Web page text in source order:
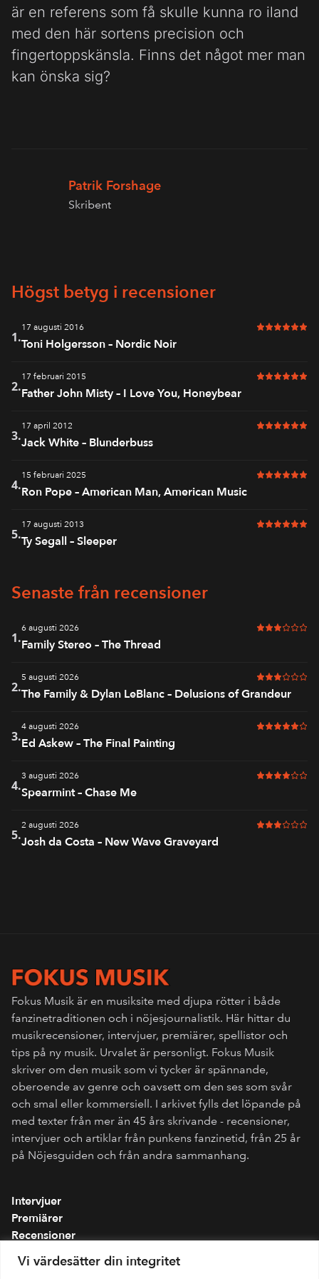
Vi värdesätter din integritet
är en referens som få skulle kunna ro iland
med den här sortens precision och
fingertoppskänsla. Finns det något mer man
kan önska sig?
Patrik Forshage
Skribent
Högst betyg i recensioner
1.
17 augusti 2016 6 av 6 i
Toni Holgersson – Nordic Noir
2.
17 februari 2015 6 av 6 i
Father John Misty – I Love You, Honeybear
3.
17 april 2012 6 av 6 i
Jack White – Blunderbuss
4.
15 februari 2025 6 av 6 i
Ron Pope – American Man, American Music
5.
17 augusti 2013 6 av 6 i
Ty Segall – Sleeper
Senaste från recensioner
1.
6 augusti 2026 3 av 6 i
Family Stereo – The Thread
2.
5 augusti 2026 3 av 6 i
The Family & Dylan LeBlanc – Delusions of Grandeur
3.
4 augusti 2026 5 av 6 i
Ed Askew – The Final Painting
4.
3 augusti 2026 4 av 6 i
Spearmint – Chase Me
5.
2 augusti 2026 3 av 6 i
Josh da Costa – New Wave Graveyard
Fokus Musik är en musiksite med djupa rötter i både
fanzinetraditionen och i nöjesjournalistik. Här hittar du
musikrecensioner, intervjuer, premiärer, spellistor och
tips på ny musik. Urvalet är personligt. Fokus Musik
skriver om den musik som vi tycker är spännande,
oberoende av genre och oavsett om den ses som svår
och smal eller kommersiell. I arkivet fylls det löpande på
med texter från mer än 45 års skrivande - recensioner,
intervjuer och artiklar från punkens fanzinetid, från 25 år
på Nöjesguiden och från andra sammanhang.
Intervjuer
Premiärer
Recensioner
Spellistor
Om folkmusik.se